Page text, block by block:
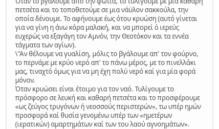
πετσέτα και το τοποθετούμε σε μια νάϋλον σακκούλα, την
οποία δένουμε. Το αφήνουμε έως ότου κρυώση (αυτό γίνεται
για να γίνη η άνω κόρα μαλακή, και να μπορεί ό ιερεύς
ευχερώς να εξαγάγη τον Αμνόν, την Θεοτόκον και τα εννέα
τάγματα των αγίων).
\"Αν θέλουμε να γυαλίση, μόλις το βγάλουμε απ' τον φούρνο,
το περνάμε με κρύο νερό απ' το πάνω μέρος, με το πινελλάκι
μας, τιναχτό όμως για να μη έχη πολύ νερό καί για μία φορά
μόνον.
Όταν κρυώσει είναι έτοιμο για τον ναό. Τυλίγουμε το
πρόσφορο σε λευκή και καθαρή πετσέτα και το προσφέρουμε
«ως ζεύγος τρυγόνων ή νεοσσούς περιστερών», τω υπέρ ημών
προσφορά καί θυσία γενομένω υπέρ των «ημετέρων
(ιερατικών) αμαρτημάτων καί των του λαού αγνοημάτων».